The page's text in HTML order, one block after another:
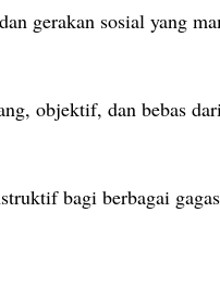
gerakan sosial yang
objektif, dan bebas
bagi berbagai